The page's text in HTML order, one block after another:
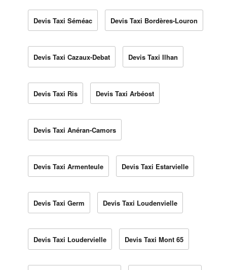
Devis Taxi Séméac Devis Taxi Bordères-Louron
Devis Taxi Cazaux-Debat Devis Taxi Ilhan
Devis Taxi Ris Devis Taxi Arbéost
Devis Taxi Anéran-Camors
Devis Taxi Armenteule Devis Taxi Estarvielle
Devis Taxi Germ Devis Taxi Loudenvielle
Devis Taxi Loudervielle Devis Taxi Mont 65